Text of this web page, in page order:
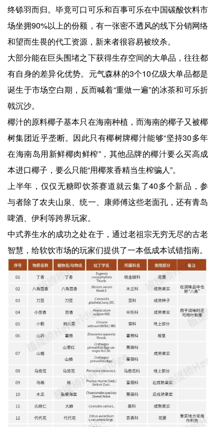
终铩羽而归。毕竟可口可乐和百事可乐在中国碳酸饮料市
场坐拥90%以上的份额，有一张密不透风的线下分销网络
和望而生畏的代工资源，新来者很容易被绞杀。
大部分能在巨头围堵之下获得生存空间的大单品，往往都
有自身的差异化优势。元气森林的3个10亿级大单品都是
诞生于市场空白期，反而喊着“重做一遍”的冰茶和可乐折
戟沉沙。
椰汁的原料椰子基本只在海南种植，而海南的椰子又被椰
树集团近乎垄断。因此只有椰树牌椰汁能够“坚持30多年
在海南岛用新鲜椰肉鲜榨”，其他品牌的椰汁要么买高成
本进口椰子，要么只能“用椰浆香精当生榨骗人”。
上半年，仅仅无糖即饮茶赛道就云集了40多个新品，参
与者除了农夫山泉、统一、康师傅这些老面孔，还有青岛
啤酒、伊利等跨界玩家。
中式养生水的成功之处在于，通过老祖宗无穷无尽的古老
智慧，给软饮市场的玩家们提供了一本低成本试错指南。